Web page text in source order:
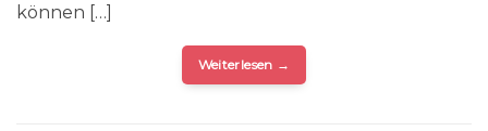
können […]
Weiterlesen →